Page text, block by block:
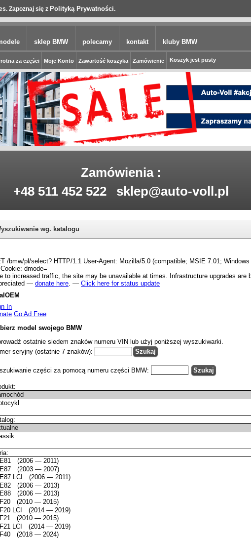
Zapoznaj się z Polityką Prywatności.
sklep BMW polecamy kontakt kluby BMW
za części Moje Konto Zawartość koszyka Zamówienie Koszyk jest pusty
Zamówienia :
+48 511 452 522
sklep@auto-voll.pl
wg. katalogu